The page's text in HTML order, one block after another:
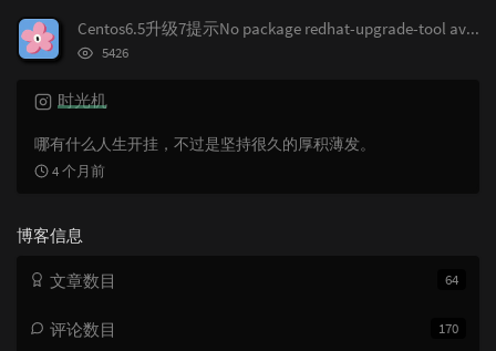
次
数:
Centos6.5升级7提示No package redhat-upgrade-tool available.
浏
数:
5426
时光机
哪有什么人生开挂，不过是坚持很久的厚积薄发。
4 个月前
博客信息
64
文章数目
170
评论数目